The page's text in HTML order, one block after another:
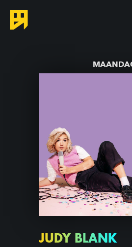
JUDY BLANK